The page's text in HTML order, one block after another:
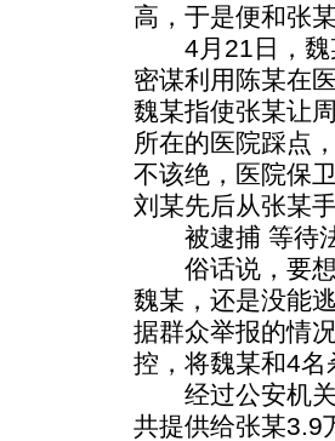
高，于是便和张
4月21日，魏
密谋利用陈某在
魏某指使张某让
所在的医院踩点
不该绝，医院保
刘某先后从张某
被逮捕 等待
俗话说，要想
魏某，还是没能
据群众举报的情
控，将魏某和4名
经过公安机关
共提供给张某3.9